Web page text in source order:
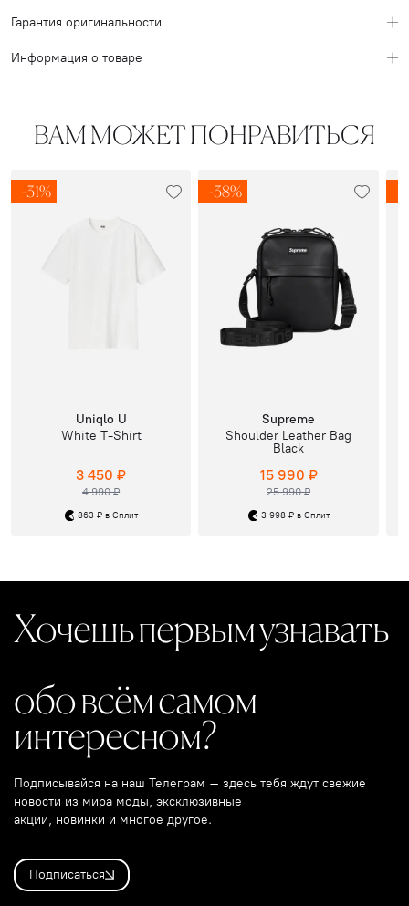
Гарантия оригинальности
Информация о товаре
ВАМ МОЖЕТ ПОНРАВИТЬСЯ
-31%
Uniqlo U
White T-Shirt
4 990 ₽
3 450 ₽
863 ₽ в Сплит
-38%
Supreme
Shoulder Leather Bag
Black
25 990 ₽
15 990 ₽
3 998 ₽ в Сплит
-
Хочешь первым узнавать
обо всём самом
интересном?
Подписывайся на наш Телеграм – здесь тебя ждут свежие
новости из мира моды, эксклюзивные
акции, новинки и многое другое.
Подписаться